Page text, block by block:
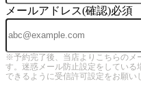
メールアドレス(確認)必須
※予約完了後、当店よりこちらのメ
す。迷惑メール防止設定をしている
できるように受信許可設定をお願い